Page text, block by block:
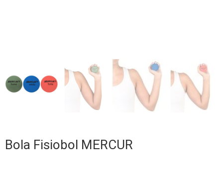
Bola Fisiobol MERCUR